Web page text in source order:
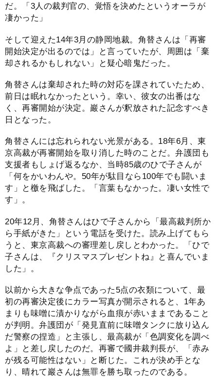
だ。「3人の裁判官の、覚悟を決めたというオーラが
凄かった」
そして迎えた14年3月の静岡地裁。角替さんは「再審
開始決定が出るのでは」と言っていたが、周囲は「棄
却されるかもしれない」と疑心暗鬼だった。
角替さんは棄却された時の対応を課されていたため、
前日は眠れなかったという。幸い、彼女の出番はな
く、再審開始が決定。巖さんが釈放された記念すべき
日となった。
角替さんには忘れられない光景がある。18年6月、東
京高裁が再審開始を取り消した時のことだ。弁護団も
支援者もしょげ返るなか、当時85歳のひで子さんが
「何をかいわんや。50年が駄目なら100年でも闘いま
す」と檄を飛ばした。「言葉もなかった。凄い女性で
す」。
20年12月、角替さんはひで子さんから「最高裁判所か
ら手紙がきた」という電話を受けた。読み上げてもら
うと、東京高裁への審理差し戻しとわかった。「ひで
子さんは、『クリスマスプレゼントね』と喜んでいま
した」。
以前から大きな争点であった5点の衣類について、最
初の再審決定後にカラー写真が開示されると、1年あ
まりも味噌に漬かりながら血痕が赤いままであること
が判明。弁護団が「発見直前に味噌タンクに放り込ん
だ警察の捏造」と主張し、最高裁が「色調変化を調べ
よ」と差し戻したのだ。再審で國井裁判長が、「赤み
が残る可能性はない」と断じた。これが決め手とな
り、晴れて巖さんは無罪を勝ち取ったのである。